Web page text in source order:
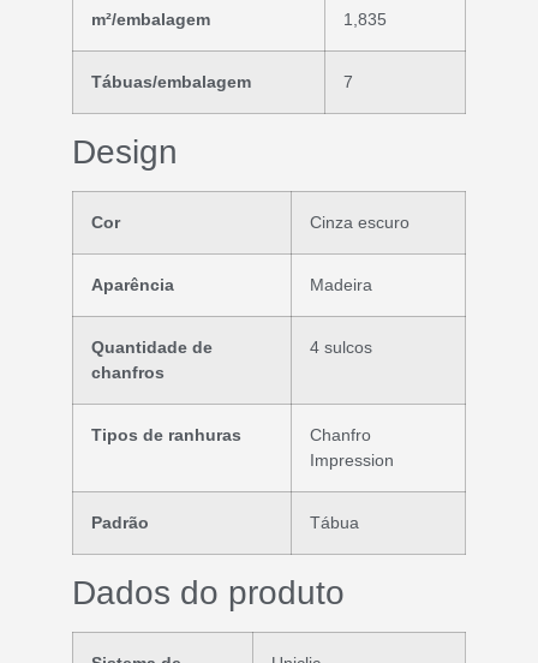
m²/embalagem 1,835
Tábuas/embalagem 7
Design
Cor Cinza escuro
Aparência Madeira
Quantidade de
chanfros
4 sulcos
Tipos de ranhuras
Chanfro
Impression
Padrão Tábua
Dados do produto